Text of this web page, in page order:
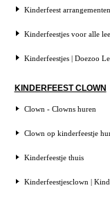
Kinderfeest arrangementen
Kinderfeestjes voor alle
Kinderfeestjes | Doezoo
KINDERFEEST CLOWN
Clown - Clowns huren
Clown op kinderfeestje
Kinderfeestje thuis
Kinderfeestjesclown |